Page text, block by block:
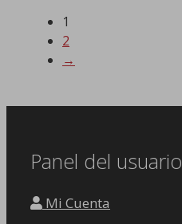
1
2
→
Panel del usuario
Mi Cuenta